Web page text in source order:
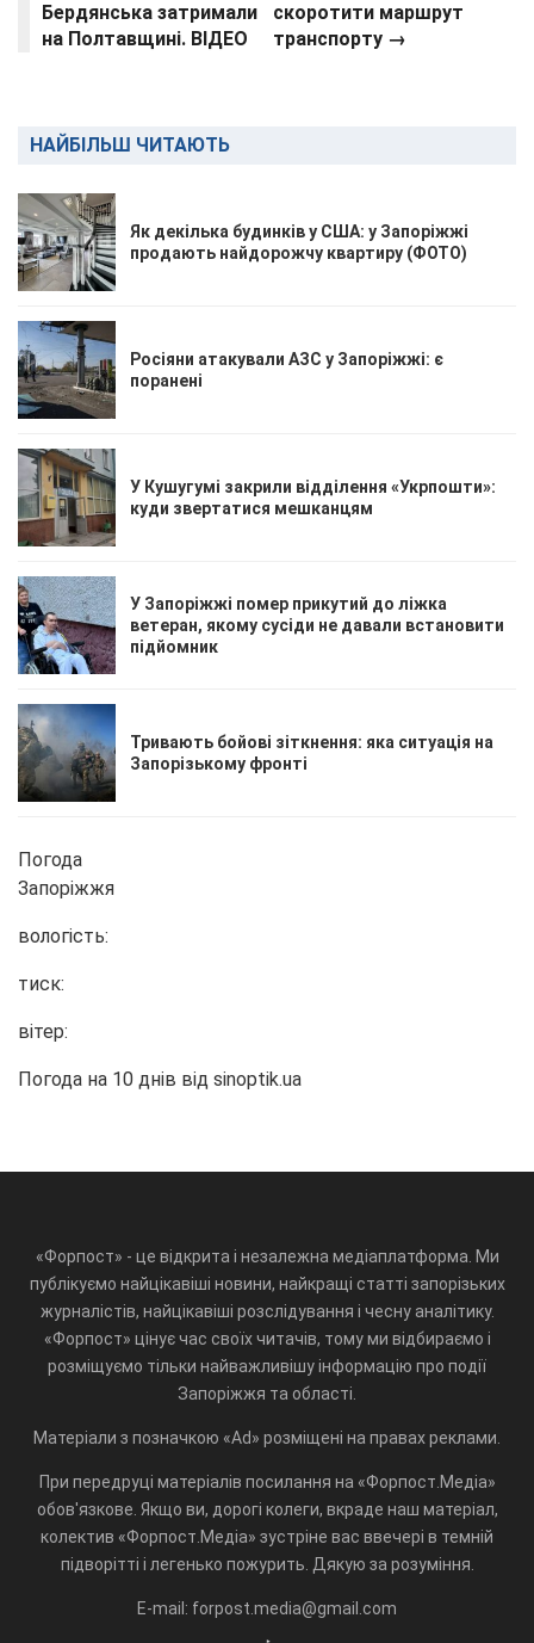
Бердянська затримали
на Полтавщині. ВІДЕО
скоротити маршрут
транспорту →
НАЙБІЛЬШ ЧИТАЮТЬ
Як декілька будинків у США: у Запоріжжі
продають найдорожчу квартиру (ФОТО)
Росіяни атакували АЗС у Запоріжжі: є
поранені
У Кушугумі закрили відділення «Укрпошти»:
куди звертатися мешканцям
У Запоріжжі помер прикутий до ліжка
ветеран, якому сусіди не давали встановити
підйомник
Тривають бойові зіткнення: яка ситуація на
Запорізькому фронті
Погода
Запоріжжя
вологість:
тиск:
вітер:
Погода на 10 днів від sinoptik.ua
«Форпост» - це відкрита і незалежна медіаплатформа. Ми
публікуємо найцікавіші новини, найкращі статті запорізьких
журналістів, найцікавіші розслідування і чесну аналітику.
«Форпост» цінує час своїх читачів, тому ми відбираємо і
розміщуємо тільки найважливішу інформацію про події
Запоріжжя та області.
Матеріали з позначкою «Ad» розміщені на правах реклами.
При передруці матеріалів посилання на «Форпост.Медіа»
обов'язкове. Якщо ви, дорогі колеги, вкраде наш матеріал,
колектив «Форпост.Медіа» зустріне вас ввечері в темній
підворітті і легенько пожурить. Дякую за розуміння.
E-mail: forpost.media@gmail.com